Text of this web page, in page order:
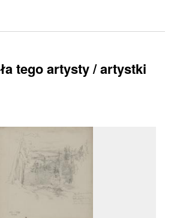
tego artysty / artystki